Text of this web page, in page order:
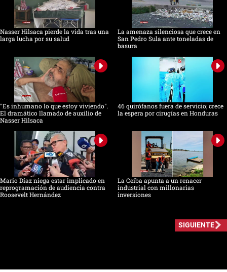
Nasser Hilsaca pierde la vida tras una
larga lucha por su salud
La amenaza silenciosa que crece en
San Pedro Sula ante toneladas de
basura
"Es inhumano lo que estoy viviendo".
El dramático llamado de auxilio de
Nasser Hilsaca
46 quirófanos fuera de servicio; crece
la espera por cirugías en Honduras
Mario Díaz niega estar implicado en
reprogramación de audiencia contra
Roosevelt Hernández
La Ceiba apunta a un renacer
industrial con millonarias
inversiones
SIGUIENTE